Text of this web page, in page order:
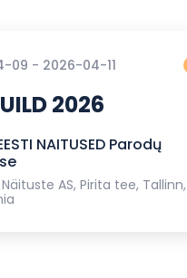
09 - 2026-04-11
2026
NAITUSED Parodų
AS, Pirita tee, Tallinn,